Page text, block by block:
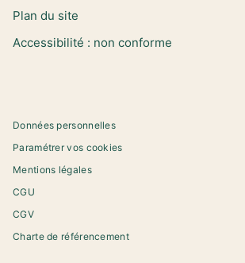
Plan du site
Accessibilité : non conforme
Données personnelles
Paramétrer vos cookies
Mentions légales
CGU
CGV
Charte de référencement